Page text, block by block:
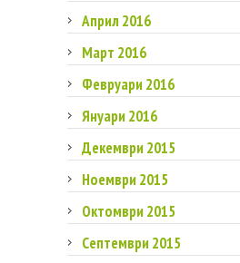
Април 2016
Март 2016
Февруари 2016
Януари 2016
Декември 2015
Ноември 2015
Октомври 2015
Септември 2015